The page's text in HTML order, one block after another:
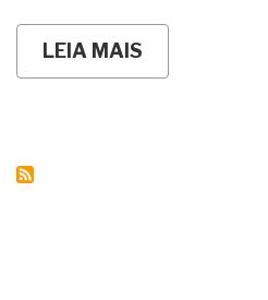
LEIA MAIS
INVENTÁRIOS